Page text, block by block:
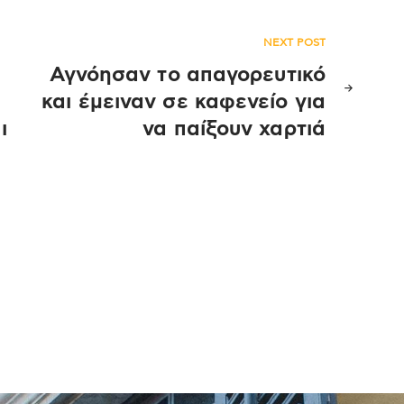
NEXT POST
Αγνόησαν το απαγορευτικό
και έμειναν σε καφενείο για
να παίξουν χαρτιά